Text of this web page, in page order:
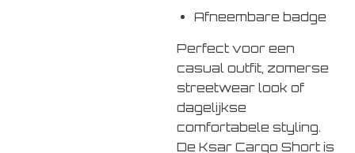
Afneembare badge
Perfect voor een
casual outfit, zomerse
streetwear look of
dagelijkse
comfortabele styling.
De Ksar Cargo Short is